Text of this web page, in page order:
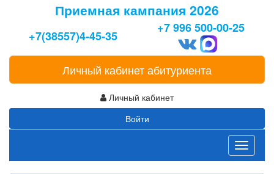
Приемная кампания 2026
+7(38557)4-45-35
+7 996 500-00-25
Личный кабинет абитуриента
Личный кабинет
Войти
Toggle